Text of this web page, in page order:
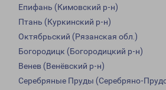
Епифань (Кимовский р-н)
Птань (Куркинский р-н)
Октябрьский (Рязанская обл.)
Богородицк (Богородицкий р-н)
Венев (Венёвский р-н)
Серебряные Пруды (Серебряно-